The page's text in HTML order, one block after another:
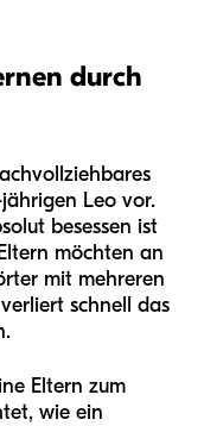
durch
Leo vor.
besessen ist
möchten an
mit mehreren
schnell das
Eltern zum
wie ein